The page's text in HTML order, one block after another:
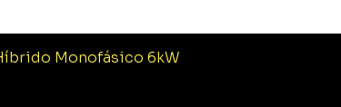
Monofásico 6kW